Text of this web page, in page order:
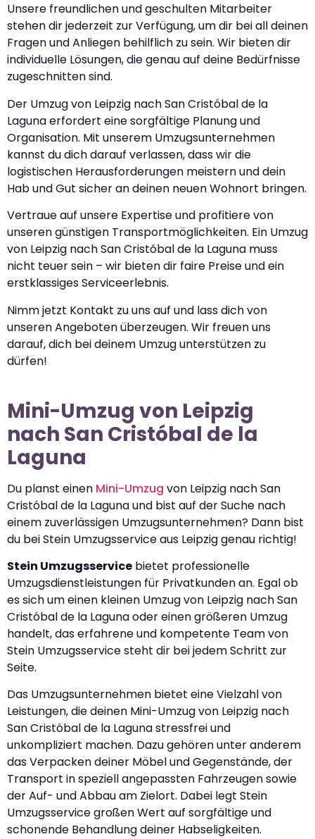
Unsere freundlichen und geschulten Mitarbeiter
stehen dir jederzeit zur Verfügung, um dir bei all deinen
Fragen und Anliegen behilflich zu sein. Wir bieten dir
individuelle Lösungen, die genau auf deine Bedürfnisse
zugeschnitten sind.
Der Umzug von Leipzig nach San Cristóbal de la
Laguna erfordert eine sorgfältige Planung und
Organisation. Mit unserem Umzugsunternehmen
kannst du dich darauf verlassen, dass wir die
logistischen Herausforderungen meistern und dein
Hab und Gut sicher an deinen neuen Wohnort bringen.
Vertraue auf unsere Expertise und profitiere von
unseren günstigen Transportmöglichkeiten. Ein Umzug
von Leipzig nach San Cristóbal de la Laguna muss
nicht teuer sein – wir bieten dir faire Preise und ein
erstklassiges Serviceerlebnis.
Nimm jetzt Kontakt zu uns auf und lass dich von
unseren Angeboten überzeugen. Wir freuen uns
darauf, dich bei deinem Umzug unterstützen zu
dürfen!
Mini-Umzug von Leipzig
nach San Cristóbal de la
Laguna
Du planst einen Mini-Umzug von Leipzig nach San
Cristóbal de la Laguna und bist auf der Suche nach
einem zuverlässigen Umzugsunternehmen? Dann bist
du bei Stein Umzugsservice aus Leipzig genau richtig!
Stein Umzugsservice bietet professionelle
Umzugsdienstleistungen für Privatkunden an. Egal ob
es sich um einen kleinen Umzug von Leipzig nach San
Cristóbal de la Laguna oder einen größeren Umzug
handelt, das erfahrene und kompetente Team von
Stein Umzugsservice steht dir bei jedem Schritt zur
Seite.
Das Umzugsunternehmen bietet eine Vielzahl von
Leistungen, die deinen Mini-Umzug von Leipzig nach
San Cristóbal de la Laguna stressfrei und
unkompliziert machen. Dazu gehören unter anderem
das Verpacken deiner Möbel und Gegenstände, der
Transport in speziell angepassten Fahrzeugen sowie
der Auf- und Abbau am Zielort. Dabei legt Stein
Umzugsservice großen Wert auf sorgfältige und
schonende Behandlung deiner Habseligkeiten.